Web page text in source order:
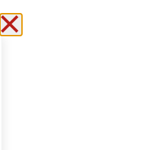
Schließen ohne zu